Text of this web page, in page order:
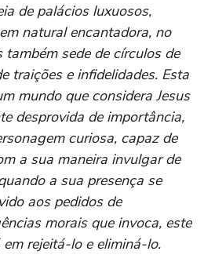
de palácios luxuosos,
natural encantadora, no
sede de círculos de
traições e infidelidades. Esta
mundo que considera Jesus
desprovida de importância,
curiosa, capaz de
a sua maneira invulgar de
a sua presença se
aos pedidos de
morais que invoca, este
em rejeitá-lo e eliminá-lo.